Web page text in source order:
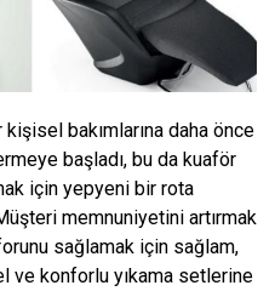
bakımlarına daha önce
başladı, bu da kuaför
için yepyeni bir rota
memnuniyetini artırmak
sağlamak için sağlam,
ve konforlu yıkama setlerine